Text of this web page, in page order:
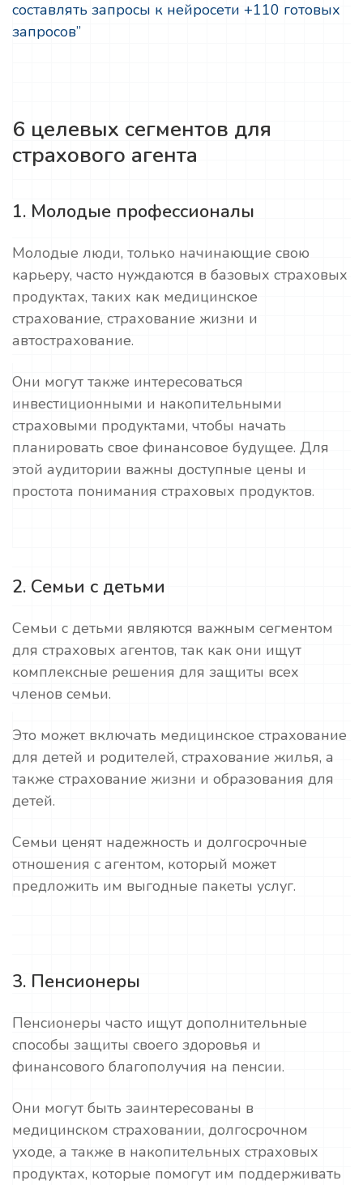
составлять запросы к нейросети +110 готовых
запросов”
6 целевых сегментов для
страхового агента
1. Молодые профессионалы
Молодые люди, только начинающие свою
карьеру, часто нуждаются в базовых страховых
продуктах, таких как медицинское
страхование, страхование жизни и
автострахование.
Они могут также интересоваться
инвестиционными и накопительными
страховыми продуктами, чтобы начать
планировать свое финансовое будущее. Для
этой аудитории важны доступные цены и
простота понимания страховых продуктов.
2. Семьи с детьми
Семьи с детьми являются важным сегментом
для страховых агентов, так как они ищут
комплексные решения для защиты всех
членов семьи.
Это может включать медицинское страхование
для детей и родителей, страхование жилья, а
также страхование жизни и образования для
детей.
Семьи ценят надежность и долгосрочные
отношения с агентом, который может
предложить им выгодные пакеты услуг.
3. Пенсионеры
Пенсионеры часто ищут дополнительные
способы защиты своего здоровья и
финансового благополучия на пенсии.
Они могут быть заинтересованы в
медицинском страховании, долгосрочном
уходе, а также в накопительных страховых
продуктах, которые помогут им поддерживать